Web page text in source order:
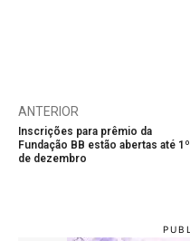
ANTERIOR
Inscrições para prêmio da
Fundação BB estão abertas até 1º
de dezembro